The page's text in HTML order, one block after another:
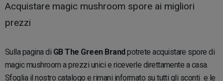
Acquistare magic mushroom spore ai migliori
prezzi
Sulla pagina di GB The Green Brand potrete acquistare spore di
magic mushroom a prezzi unici e riceverle direttamente a casa.
Sfoglia il nostro catalogo e rimani informato su tutti gli sconti e le